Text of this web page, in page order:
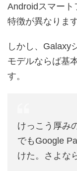
Androidスマー
特徴が異なります
しかし、Galaxy
モデルならば基
す。
けっこう厚み
でもGoogle
けた。さよな